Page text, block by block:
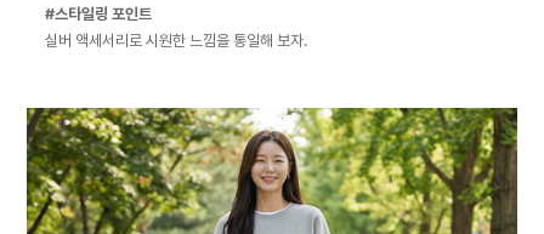
#스타일링 포인트
실버 액세서리로 시원한 느낌을 통일해 보자.